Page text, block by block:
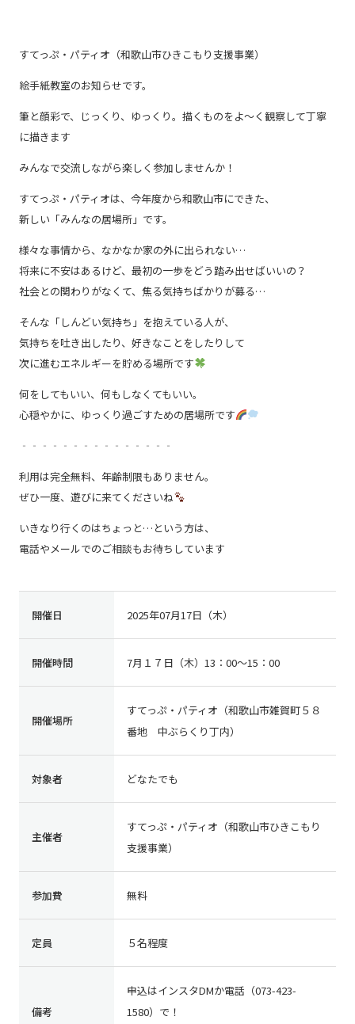
すてっぷ・パティオ（和歌山市ひきこもり支援事業）
絵手紙教室のお知らせです。
筆と顔彩で、じっくり、ゆっくり。描くものをよ～く観察して丁寧
に描きます
みんなで交流しながら楽しく参加しませんか！
すてっぷ・パティオは、今年度から和歌山市にできた、
新しい「みんなの居場所」です。
様々な事情から、なかなか家の外に出られない…
将来に不安はあるけど、最初の一歩をどう踏み出せばいいの？
社会との関わりがなくて、焦る気持ちばかりが募る…
そんな「しんどい気持ち」を抱えている人が、
気持ちを吐き出したり、好きなことをしたりして
次に進むエネルギーを貯める場所です
何をしてもいい、何もしなくてもいい。
心穏やかに、ゆっくり過ごすための居場所です
‐‐‐‐‐‐‐‐‐‐‐‐‐‐‐
利用は完全無料、年齢制限もありません。
ぜひ一度、遊びに来てくださいね
いきなり行くのはちょっと…という方は、
電話やメールでのご相談もお待ちしています
開催日 2025年07月17日（木）
開催時間 7月１７日（木）13：00～15：00
開催場所
すてっぷ・パティオ（和歌山市雑賀町５８
番地 中ぶらくり丁内）
対象者 どなたでも
主催者
すてっぷ・パティオ（和歌山市ひきこもり
支援事業）
参加費 無料
定員 ５名程度
備考
申込はインスタDMか電話（073-423-
1580）で！